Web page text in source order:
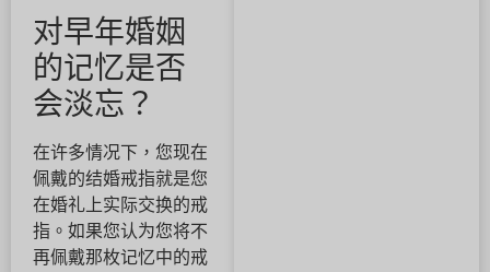
对早年婚姻
的记忆是否
会淡忘？
在许多情况下，您现在
佩戴的结婚戒指就是您
在婚礼上实际交换的戒
指。如果您认为您将不
再佩戴那枚记忆中的戒